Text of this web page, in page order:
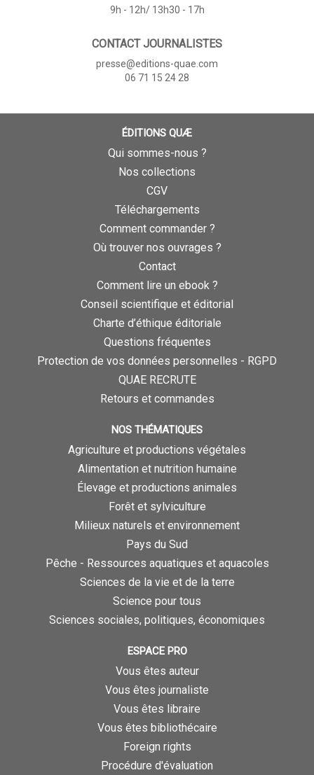
9h - 12h/ 13h30 - 17h
CONTACT JOURNALISTES
presse@editions-quae.com
06 71 15 24 28
ÉDITIONS QUÆ
Qui sommes-nous ?
Nos collections
CGV
Téléchargements
Comment commander ?
Où trouver nos ouvrages ?
Contact
Comment lire un ebook ?
Conseil scientifique et éditorial
Charte d’éthique éditoriale
Questions fréquentes
Protection de vos données personnelles - RGPD
QUAE RECRUTE
Retours et commandes
NOS THÉMATIQUES
Agriculture et productions végétales
Alimentation et nutrition humaine
Élevage et productions animales
Forêt et sylviculture
Milieux naturels et environnement
Pays du Sud
Pêche - Ressources aquatiques et aquacoles
Sciences de la vie et de la terre
Science pour tous
Sciences sociales, politiques, économiques
ESPACE PRO
Vous êtes auteur
Vous êtes journaliste
Vous êtes libraire
Vous êtes bibliothécaire
Foreign rights
Procédure d'évaluation